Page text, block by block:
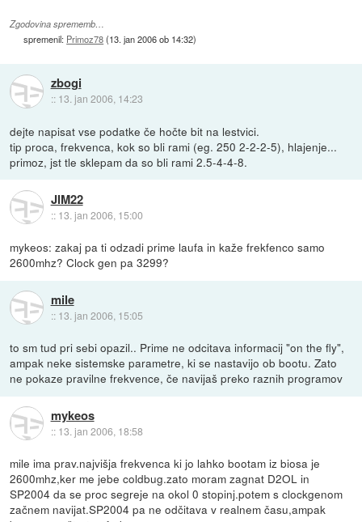
Zgodovina sprememb…
spremenil: Primoz78(13. jan 2006 ob 14:32)
zbogi
:: 13. jan 2006, 14:23
dejte napisat vse podatke če hočte bit na lestvici.
tip proca, frekvenca, kok so bli rami (eg. 250 2-2-2-5), hlajenje...
primoz, jst tle sklepam da so bli rami 2.5-4-4-8.
JIM22
:: 13. jan 2006, 15:00
mykeos: zakaj pa ti odzadi prime laufa in kaže frekfenco samo
2600mhz? Clock gen pa 3299?
mile
:: 13. jan 2006, 15:05
to sm tud pri sebi opazil.. Prime ne odcitava informacij "on the fly",
ampak neke sistemske parametre, ki se nastavijo ob bootu. Zato
ne pokaze pravilne frekvence, če navijaš preko raznih programov
mykeos
:: 13. jan 2006, 18:58
mile ima prav.najvišja frekvenca ki jo lahko bootam iz biosa je
2600mhz,ker me jebe coldbug.zato moram zagnat D2OL in
SP2004 da se proc segreje na okol 0 stopinj.potem s clockgenom
začnem navijat.SP2004 pa ne odčitava v realnem času,ampak